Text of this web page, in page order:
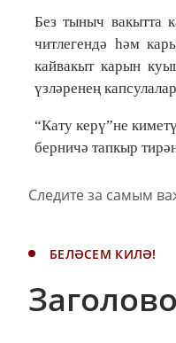
Без тыныч вакытта
читлегендә һәм
кайвакыт карын
үзләренең
“Кату керү”не
берничә тапкыр
Следите за самым
БЕЛӘСЕМ КИЛӘ!